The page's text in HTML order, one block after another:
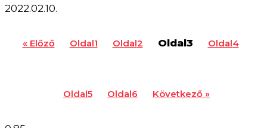
2022.02.10.
« Előző Oldal1 Oldal2 Oldal3 Oldal4
Oldal5 Oldal6 Következő »